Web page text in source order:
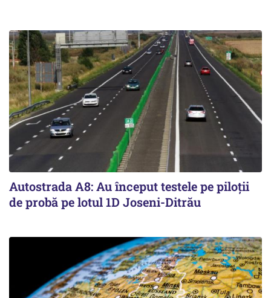
Autostrada A8: Au început testele pe piloții
de probă pe lotul 1D Joseni-Ditrău